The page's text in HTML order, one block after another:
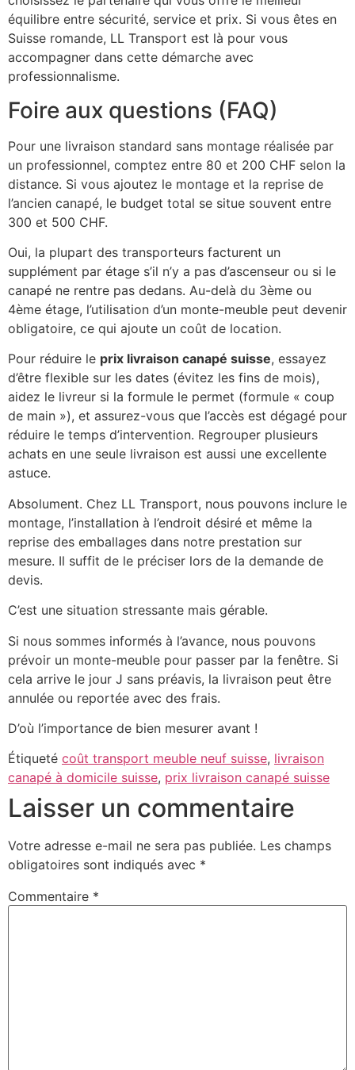
équilibre entre sécurité, service et prix. Si vous êtes en
Suisse romande, LL Transport est là pour vous
accompagner dans cette démarche avec
professionnalisme.
Foire aux questions (FAQ)
Pour une livraison standard sans montage réalisée par
un professionnel, comptez entre 80 et 200 CHF selon la
distance. Si vous ajoutez le montage et la reprise de
l’ancien canapé, le budget total se situe souvent entre
300 et 500 CHF.
Oui, la plupart des transporteurs facturent un
supplément par étage s’il n’y a pas d’ascenseur ou si le
canapé ne rentre pas dedans. Au-delà du 3ème ou
4ème étage, l’utilisation d’un monte-meuble peut devenir
obligatoire, ce qui ajoute un coût de location.
Pour réduire le prix livraison canapé suisse, essayez
d’être flexible sur les dates (évitez les fins de mois),
aidez le livreur si la formule le permet (formule « coup
de main »), et assurez-vous que l’accès est dégagé pour
réduire le temps d’intervention. Regrouper plusieurs
achats en une seule livraison est aussi une excellente
astuce.
Absolument. Chez LL Transport, nous pouvons inclure le
montage, l’installation à l’endroit désiré et même la
reprise des emballages dans notre prestation sur
mesure. Il suffit de le préciser lors de la demande de
devis.
C’est une situation stressante mais gérable.
Si nous sommes informés à l’avance, nous pouvons
prévoir un monte-meuble pour passer par la fenêtre. Si
cela arrive le jour J sans préavis, la livraison peut être
annulée ou reportée avec des frais.
D’où l’importance de bien mesurer avant !
Étiqueté coût transport meuble neuf suisse, livraison
canapé à domicile suisse, prix livraison canapé suisse
Laisser un commentaire
Votre adresse e-mail ne sera pas publiée. Les champs
obligatoires sont indiqués avec *
Commentaire *